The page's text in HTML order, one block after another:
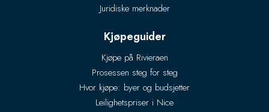
Juridiske merknader
Kjøpeguider
Kjøpe på Rivieraen
Prosessen steg for steg
Hvor kjøpe: byer og budsjetter
Leilighetspriser i Nice